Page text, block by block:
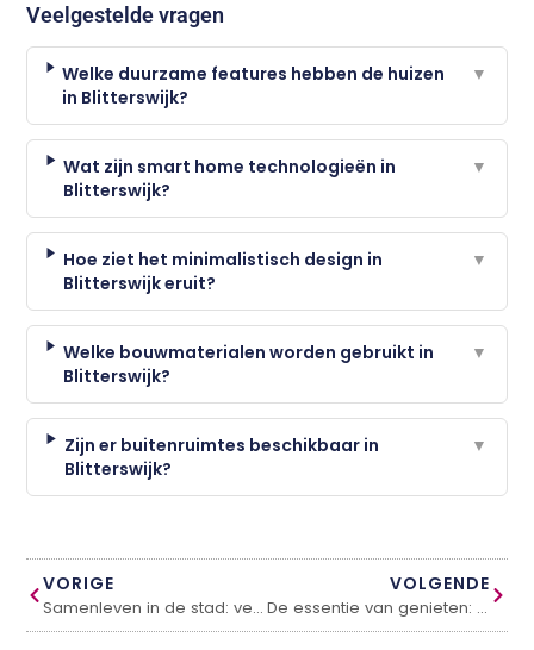
Veelgestelde vragen
Welke duurzame features hebben de huizen
in Blitterswijk?
▼
Wat zijn smart home technologieën in
Blitterswijk?
▼
Hoe ziet het minimalistisch design in
Blitterswijk eruit?
▼
Welke bouwmaterialen worden gebruikt in
Blitterswijk?
▼
Zijn er buitenruimtes beschikbaar in
Blitterswijk?
▼
VORIGE
Samenleven in de stad: verhalen van moderne buurten
VOLGENDE
De essentie van genieten: ontdek het geheim van comfort